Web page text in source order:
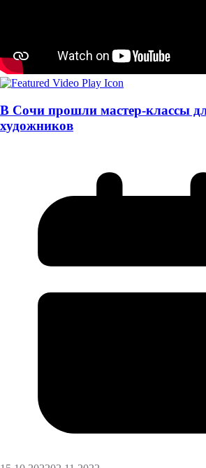
В Сочи прошли мастер-классы
художников